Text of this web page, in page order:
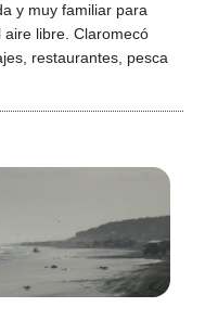
y muy familiar para
libre. Claromecó
restaurantes, pesca